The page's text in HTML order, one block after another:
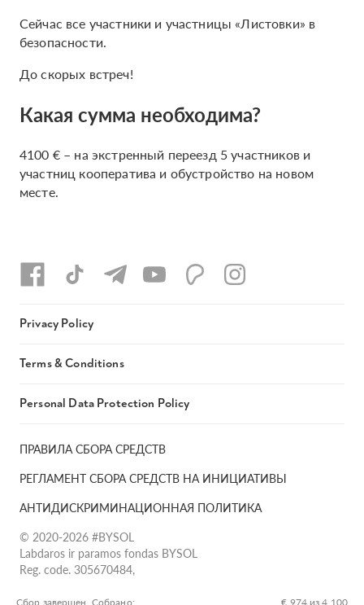
Сейчас все участники и участницы «Листовки» в
безопасности.
До скорых встреч!
Какая сумма необходима?
4100 € – на экстренный переезд 5 участников и
участниц кооператива и обустройство на новом
месте.
Сбор завершен. Собрано: € 974 из 4 100
ПРАВИЛА СБОРА СРЕДСТВ
РЕГЛАМЕНТ СБОРА СРЕДСТВ НА ИНИЦИАТИВЫ
АНТИДИСКРИМИНАЦИОННАЯ ПОЛИТИКА
© 2020-2026 #BYSOL
Labdaros ir paramos fondas BYSOL
Reg. code. 305670484,
g.17-1, LT-13253
Privacy Policy
Terms & Conditions
Personal Data Protection Policy